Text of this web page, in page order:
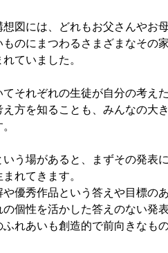
図には、どれもお父さんやお
のにまつわるさまざまなその
ていました。
それぞれの生徒が自分の考え
方を知ることも、みんなの大
う場があると、まずその発表
れてきます。
優秀作品という答えや目標の
個性を活かした答えのない発
れあいも創造的で前向きなも